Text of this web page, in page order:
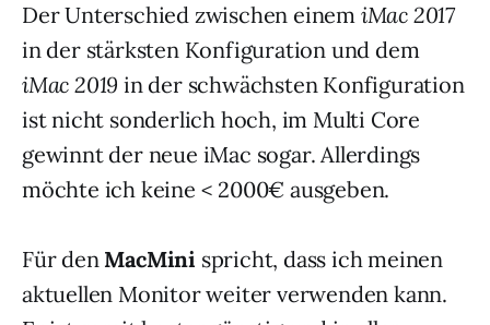
Der Unterschied zwischen einem iMac 2017
in der stärksten Konfiguration und dem
iMac 2019 in der schwächsten Konfiguration
ist nicht sonderlich hoch, im Multi Core
gewinnt der neue iMac sogar. Allerdings
möchte ich keine < 2000€ ausgeben.
Für den MacMini spricht, dass ich meinen
aktuellen Monitor weiter verwenden kann.